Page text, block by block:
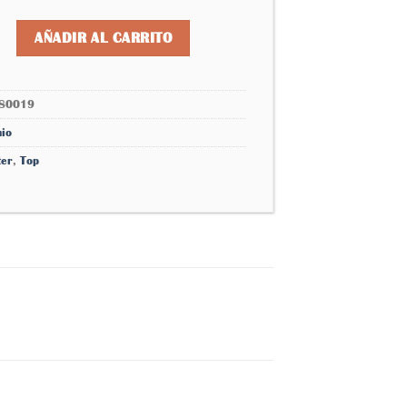
gota cristal 666333580019 cantidad
AÑADIR AL CARRITO
Top